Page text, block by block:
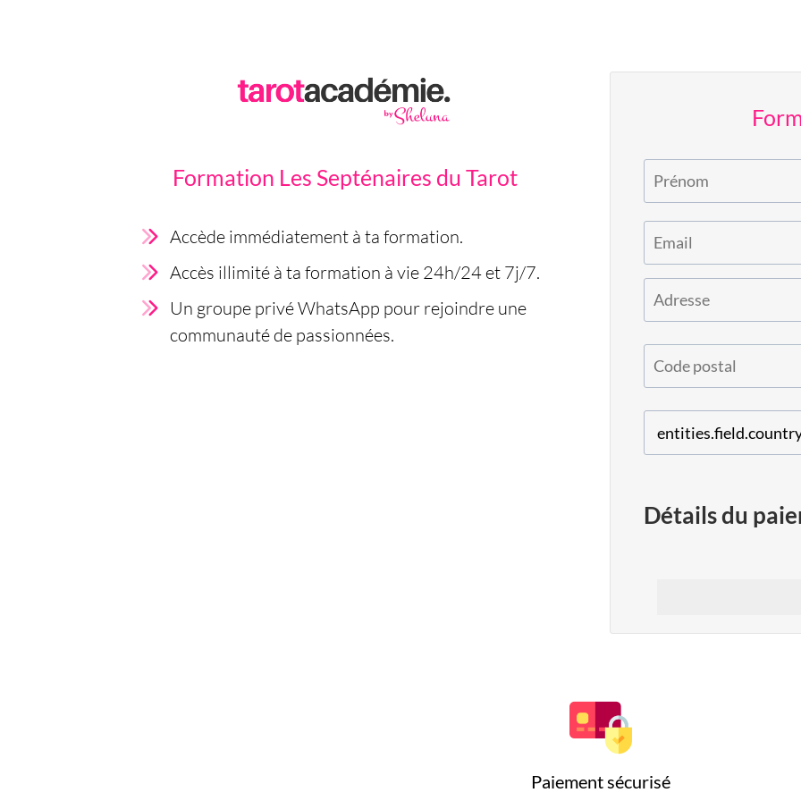
Formation Les Septénaires du Tarot
Accède immédiatement à ta formation.
Accès illimité à ta formation à vie 24h/24 et 7j/7.
Un groupe privé WhatsApp pour rejoindre une
communauté de passionnées.
Détails du
Paiement sécurisé